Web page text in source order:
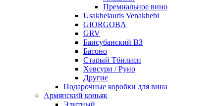
Премиальное вино
Usakhelauris Venakhebi
GIORGOBA
GRV
Баисубанский ВЗ
Батоно
Старый Тбилиси
Хевсури / Руно
Другие
Подарочные коробки для вина
Армянский коньяк
Элитный